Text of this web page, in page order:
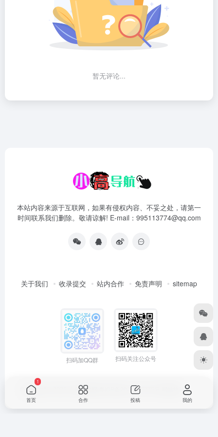
暂无评论...
本站内容来源于互联网，如果有侵权内容、不妥之处，请第一
时间联系我们删除。敬请谅解! E-mail：995113774@qq.com
关于我们 收录提交 站内合作 免责声明 sitemap
扫码加QQ群 扫码关注公众号
Copyright © 2026 小高导航网 粤ICP备2021165775号 网站统计
首页
1
合作 投稿 我的